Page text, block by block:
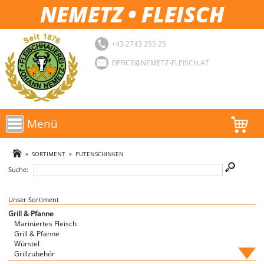
NEMETZ • FLEISCH
+43 2743 255 25
OFFICE@NEMETZ-FLEISCH.AT
Menü
AKTIONEN
SORTIMENT
LOGIN
FAVORITEN
» SORTIMENT» PUTENSCHINKEN
Suche:
Unser Sortiment
Grill & Pfanne
Mariniertes Fleisch
Grill & Pfanne
Würstel
Grillzubehör